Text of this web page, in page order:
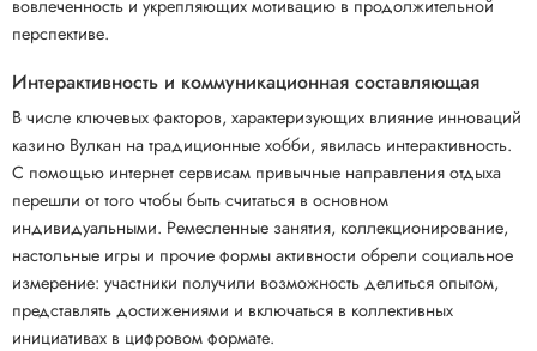
перспективе.
Интерактивность и коммуникационная составляющая
В числе ключевых факторов, характеризующих влияние инноваций
казино Вулкан на традиционные хобби, явилась интерактивность.
С помощью интернет сервисам привычные направления отдыха
перешли от того чтобы быть считаться в основном
индивидуальными. Ремесленные занятия, коллекционирование,
настольные игры и прочие формы активности обрели социальное
измерение: участники получили возможность делиться опытом,
представлять достижениями и включаться в коллективных
инициативах в цифровом формате.